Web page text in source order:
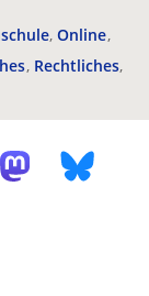
Online
Rechtliches